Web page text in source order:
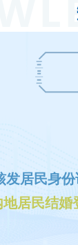
发居民身
地居民结婚